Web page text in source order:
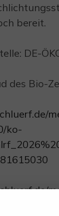
bereit.
DE-
des Bio-
ko-